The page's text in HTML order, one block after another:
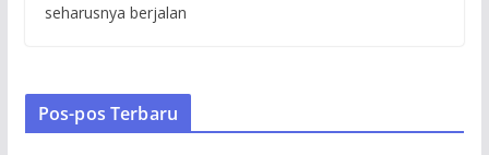
seharusnya berjalan
Pos-pos Terbaru